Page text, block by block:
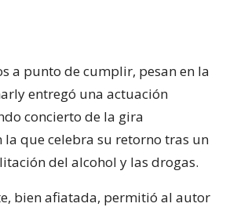
a punto de cumplir, pesan en la
entregó una actuación
concierto de la gira
la que celebra su retorno tras un
del alcohol y las drogas.
bien afiatada, permitió al autor